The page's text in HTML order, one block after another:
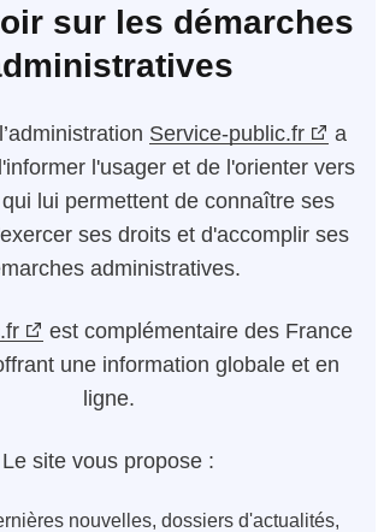
sur les démarches
Service-public.fr
a
l'usager et de l'orienter vers
lui permettent de connaître ses
ses droits et d'accomplir ses
administratives.
est complémentaire des France
une information globale et en
ligne.
Le site vous propose :
nouvelles, dossiers d'actualités,